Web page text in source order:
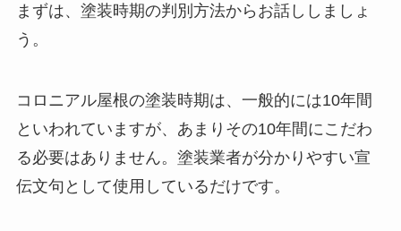
まずは、塗装時期の判別方法からお話ししましょ
う。
コロニアル屋根の塗装時期は、一般的には10年間
といわれていますが、あまりその10年間にこだわ
る必要はありません。塗装業者が分かりやすい宣
伝文句として使用しているだけです。